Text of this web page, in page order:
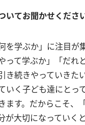
てお聞かせください
を学ぶか」に注目が
って学ぶか」「だれ
き続きやっていきた
いく子ども達にとっ
ます。だからこそ、
が大切になっていく